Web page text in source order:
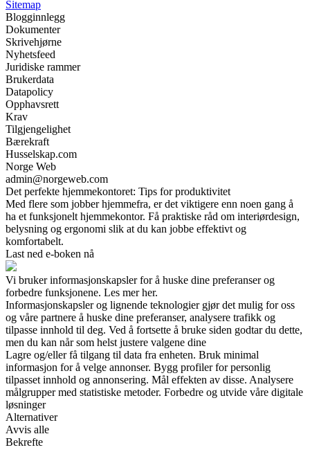
Sitemap
Blogginnlegg
Dokumenter
Skrivehjørne
Nyhetsfeed
Juridiske rammer
Brukerdata
Datapolicy
Opphavsrett
Krav
Tilgjengelighet
Bærekraft
Husselskap.com
Norge Web
admin@norgeweb.com
Det perfekte hjemmekontoret: Tips for produktivitet
Med flere som jobber hjemmefra, er det viktigere enn noen gang å
ha et funksjonelt hjemmekontor. Få praktiske råd om interiørdesign,
belysning og ergonomi slik at du kan jobbe effektivt og
komfortabelt.
Last ned e-boken nå
Vi bruker informasjonskapsler for å huske dine preferanser og
forbedre funksjonene. Les mer her.
Informasjonskapsler og lignende teknologier gjør det mulig for oss
og våre partnere å huske dine preferanser, analysere trafikk og
tilpasse innhold til deg. Ved å fortsette å bruke siden godtar du dette,
men du kan når som helst justere valgene dine
Lagre og/eller få tilgang til data fra enheten. Bruk minimal
informasjon for å velge annonser. Bygg profiler for personlig
tilpasset innhold og annonsering. Mål effekten av disse. Analysere
målgrupper med statistiske metoder. Forbedre og utvide våre digitale
løsninger
Alternativer
Avvis alle
Bekrefte